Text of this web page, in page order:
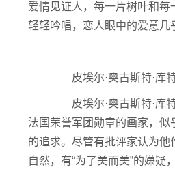
爱情见证人，每一片树叶和每
轻轻吟唱，恋人眼中的爱意几
皮埃尔·奥古斯特·库特
皮埃尔·奥古斯特·库
法国荣誉军团勋章的画家，似
的追求。尽管有批评家认为他
自然，有“为了美而美”的嫌疑